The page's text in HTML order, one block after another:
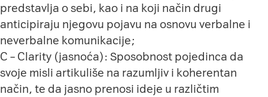
predstavlja o sebi, kao i na koji način drugi
anticipiraju njegovu pojavu na osnovu verbalne i
neverbalne komunikacije;
C – Clarity (jasnoća): Sposobnost pojedinca da
svoje misli artikuliše na razumljiv i koherentan
način, te da jasno prenosi ideje u različtim